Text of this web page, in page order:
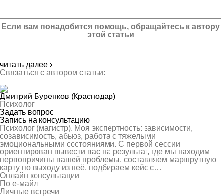
Если вам понадобится помощь, обращайтесь к автору
этой статьи
читать далее ›
Связаться с автором статьи:
Дмитрий Буренков (Краснодар)
Психолог
Задать вопрос
Запись на консультацию
Психолог (магистр). Моя экспертность: зависимости,
созависимость, абьюз, работа с тяжелыми
эмоциональными состояниями. С первой сессии
ориентирован вывести вас на результат, где мы находим
первопричины вашей проблемы, составляем маршрутную
карту по выходу из неё, подбираем кейс с…
Онлайн консультации
По е-майл
Личные встречи